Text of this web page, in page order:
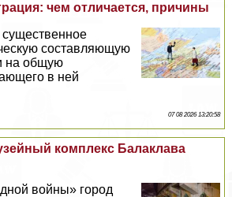
чем отличается, причины
составляющую
на общую
в ней
07 08 2026 13:20:58
комплекс Балаклава
войны» город